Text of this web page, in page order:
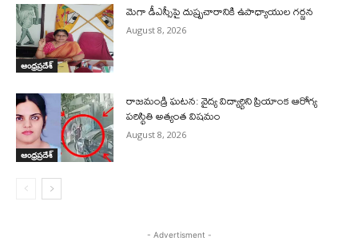
ఆంధ్రప్రదేశ్
మెగా డీఎస్సీపై దుష్ప్రచారానికి ఉపాధ్యాయుల గర్జన
August 8, 2026
ఆంధ్రప్రదేశ్
రాజమండ్రి ఘటన: వైద్య విద్యార్థిని ప్రియాంక ఆరోగ్య
పరిస్థితి అత్యంత విషమం
August 8, 2026
- Advertisment -